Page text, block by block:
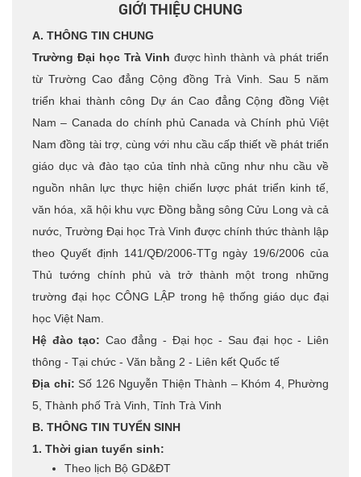
GIỚI THIỆU CHUNG
A. THÔNG TIN CHUNG
Trường Đại học Trà Vinh được hình thành và phát triển
từ Trường Cao đẳng Cộng đồng Trà Vinh. Sau 5 năm
triển khai thành công Dự án Cao đẳng Cộng đồng Việt
Nam – Canada do chính phủ Canada và Chính phủ Việt
Nam đồng tài trợ, cùng với nhu cầu cấp thiết về phát triển
giáo dục và đào tạo của tỉnh nhà cũng như nhu cầu về
nguồn nhân lực thực hiện chiến lược phát triển kinh tế,
văn hóa, xã hội khu vực Đồng bằng sông Cửu Long và cả
nước, Trường Đại học Trà Vinh được chính thức thành lập
theo Quyết định 141/QĐ/2006-TTg ngày 19/6/2006 của
Thủ tướng chính phủ và trở thành một trong những
trường đại học CÔNG LẬP trong hệ thống giáo dục đại
học Việt Nam.
Hệ đào tạo: Cao đẳng - Đại học - Sau đại học - Liên
thông - Tại chức - Văn bằng 2 - Liên kết Quốc tế
Địa chỉ: Số 126 Nguyễn Thiện Thành – Khóm 4, Phường
5, Thành phố Trà Vinh, Tỉnh Trà Vinh
B. THÔNG TIN TUYỂN SINH
1. Thời gian tuyển sinh:
Theo lịch Bộ GD&ĐT